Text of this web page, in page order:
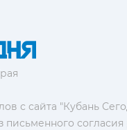
с сайта "Кубань
письменного